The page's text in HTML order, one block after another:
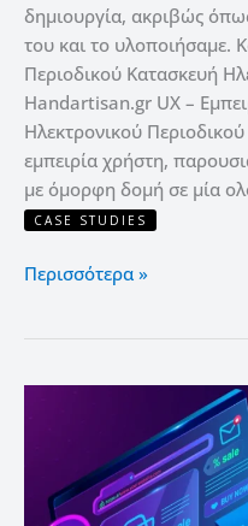
δημιουργία, ακριβώς
του και το υλοποιήσαμε.
Περιοδικού Κατασκευή
Handartisan.gr UX –
Ηλεκτρονικού
εμπειρία χρήστη,
με όμορφη δομή σε μία
CASE STUDIES
Περισσότερα »
Πόσο